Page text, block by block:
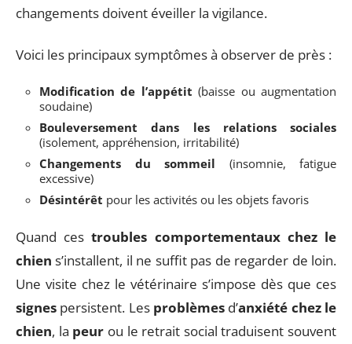
changements doivent éveiller la vigilance.
Voici les principaux symptômes à observer de près :
Modification de l’appétit (baisse ou augmentation
soudaine)
Bouleversement dans les relations sociales
(isolement, appréhension, irritabilité)
Changements du sommeil (insomnie, fatigue
excessive)
Désintérêt pour les activités ou les objets favoris
Quand cestroubles comportementaux chez le
chien s’installent, il ne suffit pas de regarder de loin.
Une visite chez le vétérinaire s’impose dès que ces
signes persistent. Les problèmes d’anxiété chez le
chien, la peur ou le retrait social traduisent souvent